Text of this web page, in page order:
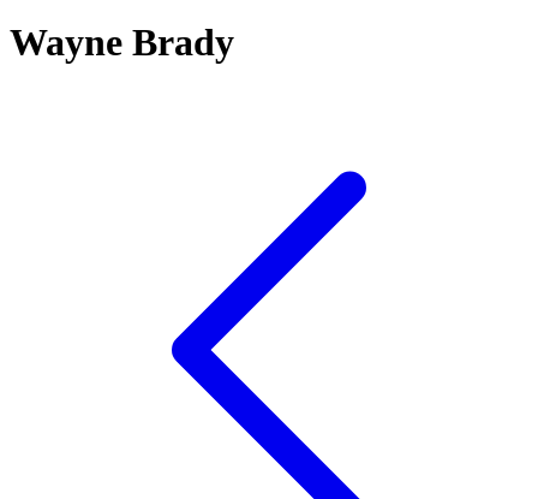
Wayne Brady